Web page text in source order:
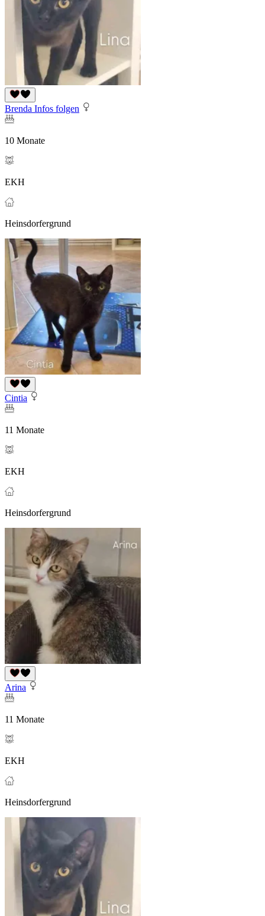
Brenda Infos folgen
10 Monate
EKH
Heinsdorfergrund
Cintia
11 Monate
EKH
Heinsdorfergrund
Arina
11 Monate
EKH
Heinsdorfergrund